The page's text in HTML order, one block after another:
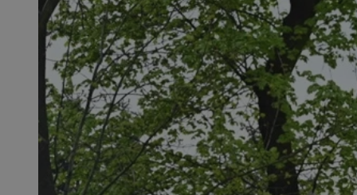
SessID
QeSessID
MvSessID
msToken
__cf_bm